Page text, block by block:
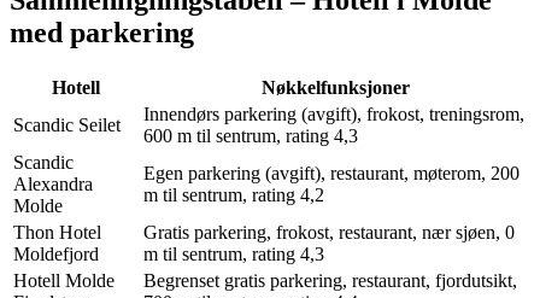
med parkering
Hotell
Nøkkelfunksjoner
Scandic Seilet
Innendørs parkering (avgift), frokost, treningsrom,
600 m til sentrum, rating 4,3
Scandic
Alexandra
Molde
Egen parkering (avgift), restaurant, møterom, 200
m til sentrum, rating 4,2
Thon Hotel
Moldefjord
Gratis parkering, frokost, restaurant, nær sjøen, 0
m til sentrum, rating 4,3
Hotell Molde
Begrenset gratis parkering, restaurant, fjordutsikt,